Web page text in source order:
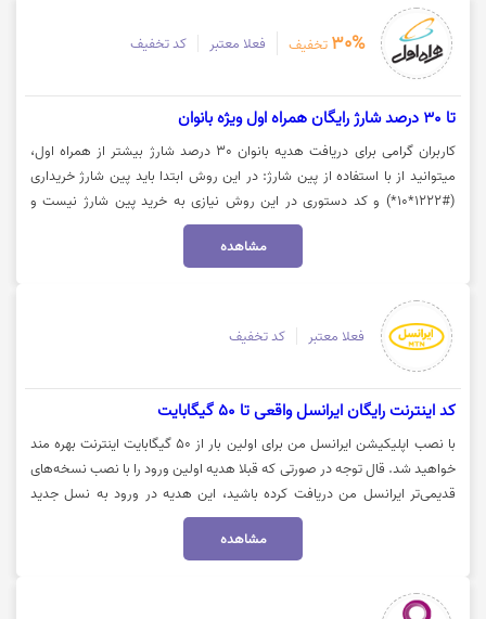
30% تخفیف فعلا معتبر کد تخفیف
تا 30 درصد شارژ رایگان همراه اول ویژه بانوان
کاربران گرامی برای دریافت هدیه بانوان 30 درصد شارژ بیشتر از همراه اول،
میتوانید از با استفاده از پین شارژ: در این روش ابتدا باید پین شارژ خریداری
(#1222*10*) و کد دستوری در این روش نیازی به خرید پین شارژ نیست و
مستقیما با شماره گیری #14*1* و پرداخت با استفاده از کارت بانکی اقدام به
افزایش اعتبار و دریافت هدیه شارژ بانوان نمود. جهت اطلاعات بیشتر روی گزینه
مشاهده
فعلا معتبر کد تخفیف
کد اینترنت رایگان ایرانسل واقعی تا 50 گیگابایت
با نصب اپلیکیشن ایرانسل من برای اولین بار از 50 گیگابایت اینترنت بهره مند
خواهید شد. قال توجه در صورتی که قبلا هدیه اولین ورود را با نصب نسخه‌های
قدیمی‌تر ایرانسل من دریافت کرده باشید، این هدیه در ورود به نسل جدید
ایرانسل من دوباره به شما تعلق نمی‌گیرد. جهت کسب اطلاعات بیشتر می
بایست بر روی "خرید کنید" کلیک نمایید.مشاهده